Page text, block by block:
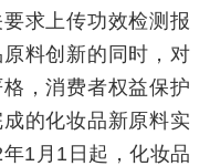
求上传功效检测报
料创新的同时，对
，消费者权益保护
的化妆品新原料实
1月1日起，化妆品